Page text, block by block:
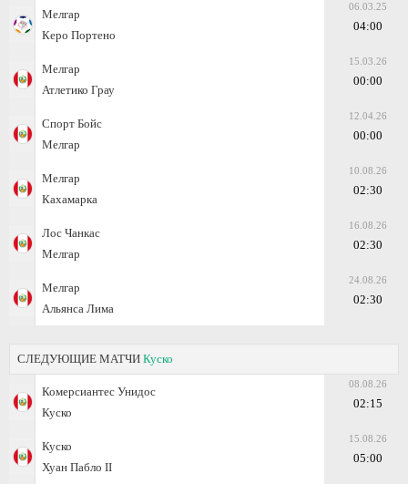
Мелгар
Керо Портено
06.03.25
04:00
Мелгар
Атлетико Грау
15.03.26
00:00
Спорт Бойс
Мелгар
12.04.26
00:00
Мелгар
Кахамарка
10.08.26
02:30
Лос Чанкас
Мелгар
16.08.26
02:30
Мелгар
Альянса Лима
24.08.26
02:30
СЛЕДУЮЩИЕ МАТЧИ Куско
Комерсиантес Унидос
Куско
08.08.26
02:15
Куско
Хуан Пабло II
15.08.26
05:00